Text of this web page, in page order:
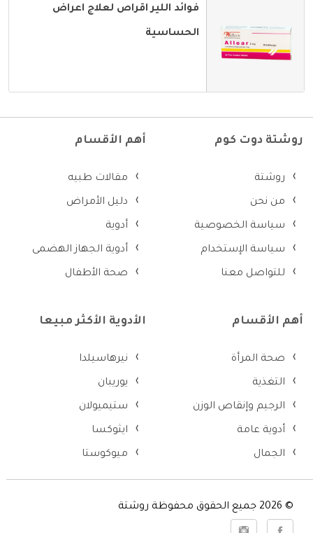
فوائد اللير اقراص لعلاج اعراض
الحساسية
روشتة دوت كوم
روشتة
من نحن
سياسة الخصوصية
سياسة الإستخدام
للتواصل معنا
أهم الأقسام
مقالات طبيه
دليل الأمراض
أدوية
أدوية الجهاز الهضمى
صحة الأطفال
أهم الأقسام
صحة المرأة
التغذية
الرجيم وإنقاص الوزن
أدوية عامة
الجمال
الأدوية الأكثر مبيعا
نيرهاسيلدا
يوريبان
ستيميولان
ايثوكسا
ميوكوستا
© 2026 جميع الحقوق محفوظة روشتة